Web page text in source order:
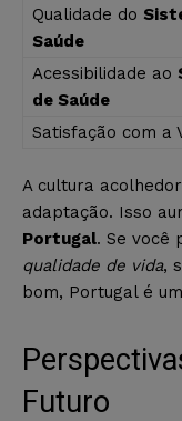
Qualidade do
Saúde
Acessibilidade ao
de Saúde
Satisfação com a
A cultura
adaptação. Isso
Portugal. Se você
qualidade de vida,
bom, Portugal é
Futuro